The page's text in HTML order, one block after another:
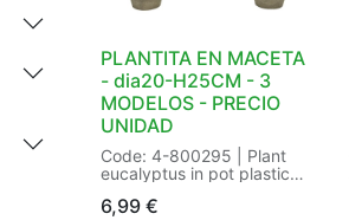
PLANTITA EN MACETA
- dia20-H25CM - 3
MODELOS - PRECIO
UNIDAD
Code: 4-800295 | Plant
eucalyptus in pot plastic
pot:Yes | Presentation
6,99 €